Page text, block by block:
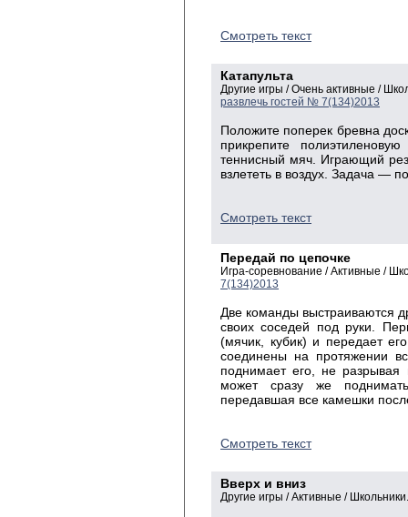
Смотреть текст
Катапульта
Другие игры / Очень активные /
развлечь гостей № 7(134)2013
Положите поперек бревна
прикрепите
теннисный мяч. Играющий
взлететь в воздух. Задача —
Смотреть текст
Передай по цепочке
Игра-соревнование / Активные /
7(134)2013
Две команды выстраиваются
своих соседей под руки.
(мячик, кубик) и передает
соединены на протяжении
поднимает его, не
может сразу же
передавшая все камешки
Смотреть текст
Вверх и вниз
Другие игры / Активные /